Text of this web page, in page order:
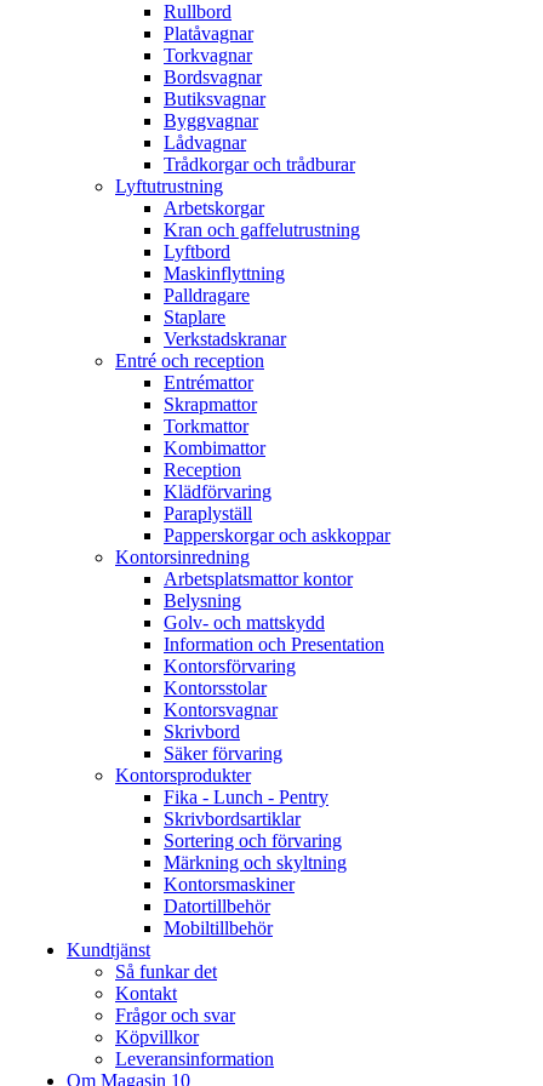
Rullbord
Platåvagnar
Torkvagnar
Bordsvagnar
Butiksvagnar
Byggvagnar
Lådvagnar
Trådkorgar och trådburar
Lyftutrustning
Arbetskorgar
Kran och gaffelutrustning
Lyftbord
Maskinflyttning
Palldragare
Staplare
Verkstadskranar
Entré och reception
Entrémattor
Skrapmattor
Torkmattor
Kombimattor
Reception
Klädförvaring
Paraplyställ
Papperskorgar och askkoppar
Kontorsinredning
Arbetsplatsmattor kontor
Belysning
Golv- och mattskydd
Information och Presentation
Kontorsförvaring
Kontorsstolar
Kontorsvagnar
Skrivbord
Säker förvaring
Kontorsprodukter
Fika - Lunch - Pentry
Skrivbordsartiklar
Sortering och förvaring
Märkning och skyltning
Kontorsmaskiner
Datortillbehör
Mobiltillbehör
Kundtjänst
Så funkar det
Kontakt
Frågor och svar
Köpvillkor
Leveransinformation
Om Magasin 10